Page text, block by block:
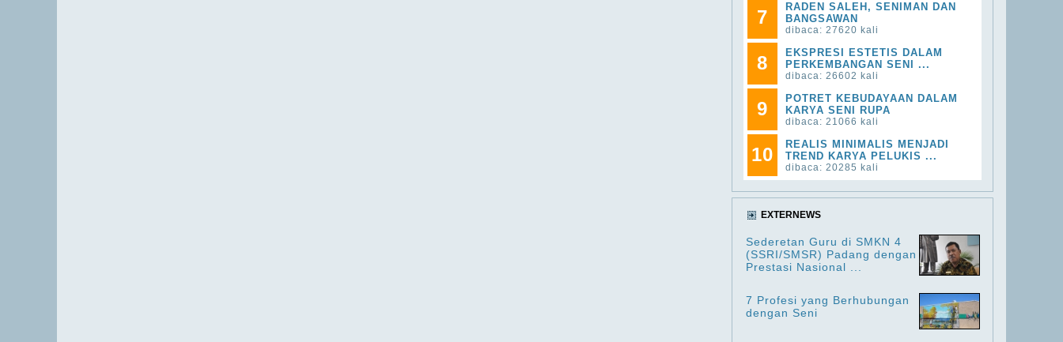
7
RADEN SALEH, SENIMAN DAN
BANGSAWAN
dibaca: 27620 kali
8
EKSPRESI ESTETIS DALAM
PERKEMBANGAN SENI ...
dibaca: 26602 kali
9
POTRET KEBUDAYAAN DALAM
KARYA SENI RUPA
dibaca: 21066 kali
10
REALIS MINIMALIS MENJADI
TREND KARYA PELUKIS ...
dibaca: 20285 kali
EXTERNEWS
Sederetan Guru di SMKN 4
(SSRI/SMSR) Padang dengan
Prestasi Nasional ...
7 Profesi yang Berhubungan
dengan Seni